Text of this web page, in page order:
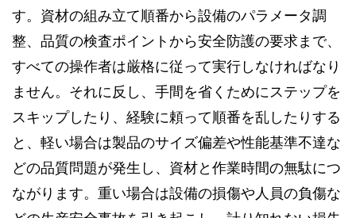
す。資材の組み立て順番から設備のパラメータ調
整、品質の検査ポイントから安全防護の要求まで、
すべての操作者は厳格に従って実行しなければなり
ません。それに反し、手間を省くためにステップを
スキップしたり、経験に頼って順番を乱したりする
と、軽い場合は製品のサイズ偏差や性能基準不達な
どの品質問題が発生し、資材と作業時間の無駄につ
ながります。重い場合は設備の損傷や人員の負傷な